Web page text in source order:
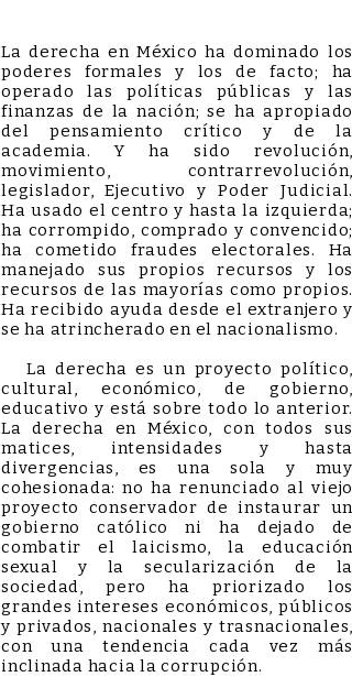
La derecha en México ha dominado los
poderes formales y los de facto; ha
operado las políticas públicas y las
finanzas de la nación; se ha apropiado
del pensamiento crítico y de la
academia. Y ha sido revolución,
movimiento, contrarrevolución,
legislador, Ejecutivo y Poder Judicial.
Ha usado el centro y hasta la izquierda;
ha corrompido, comprado y convencido;
ha cometido fraudes electorales. Ha
manejado sus propios recursos y los
recursos de las mayorías como propios.
Ha recibido ayuda desde el extranjero y
se ha atrincherado en el nacionalismo.
La derecha es un proyecto político,
cultural, económico, de gobierno,
educativo y está sobre todo lo anterior.
La derecha en México, con todos sus
matices, intensidades y hasta
divergencias, es una sola y muy
cohesionada: no ha renunciado al viejo
proyecto conservador de instaurar un
gobierno católico ni ha dejado de
combatir el laicismo, la educación
sexual y la secularización de la
sociedad, pero ha priorizado los
grandes intereses económicos, públicos
y privados, nacionales y trasnacionales,
con una tendencia cada vez más
inclinada hacia la corrupción.